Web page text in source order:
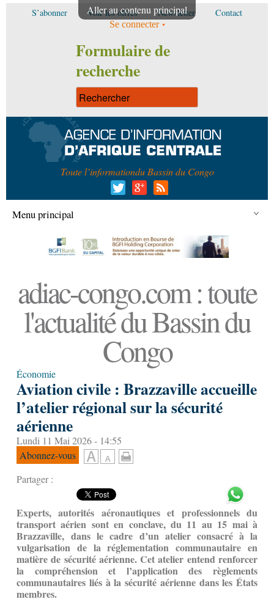
Aller au contenu principal
S’abonner Voir les offres Newsletter Contact
Se connecter
Formulaire de
recherche
Toute l’informationdu Bassin du Congo
Menu principal
adiac-congo.com : toute
l'actualité du Bassin du
Congo
Économie
Aviation civile : Brazzaville accueille
l’atelier régional sur la sécurité
aérienne
Lundi 11 Mai 2026 - 14:55
Abonnez-vous
Partager :
Experts, autorités aéronautiques et professionnels du
transport aérien sont en conclave, du 11 au 15 mai à
Brazzaville, dans le cadre d’un atelier consacré à la
vulgarisation de la réglementation communautaire en
matière de sécurité aérienne. Cet atelier entend renforcer
la compréhension et l’application des règlements
communautaires liés à la sécurité aérienne dans les États
membres.